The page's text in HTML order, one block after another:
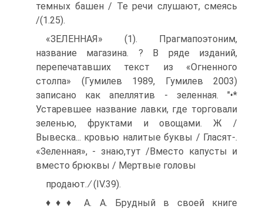
темных башен / Те речи слушают, смеясь
/(1.25).
«ЗЕЛЕННАЯ» (1). Прагмапоэтоним,
название магазина. ? В ряде изданий,
перепечатавших текст из «Огненного
столпа» (Гумилев 1989, Гумилев 2003)
записано как апеллятив - зеленная. "•*
Устарев­шее название лавки, где торговали
зеленью, фруктами и овощами. Ж /
Вывеска... кровью налитые буквы / Гласят-.
«Зеленная», - знаю,тут /Вместо капусты и
вместо брюквы / Мертвые головы
продают. ∕ (IV.39).
♦♦♦ А. А. Брудный в своей книге